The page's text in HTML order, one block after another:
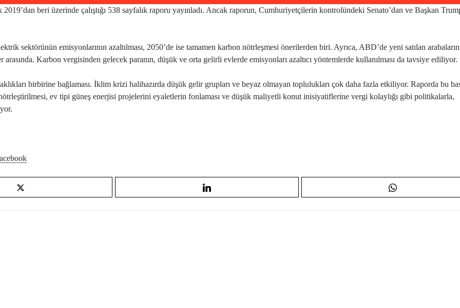
beri üzerinde çalıştığı 538 sayfalık raporu yayınladı. Ancak raporun, Cumhuriyetçilerin kontrolündeki Senato’dan ve Başkan
sektörünün emisyonlarının azaltılması, 2050’de ise tamamen karbon nötrleşmesi önerilerden biri. Ayrıca, ABD’de yeni satılan arabaların
Karbon vergisinden gelecek paranın, düşük ve orta gelirli evlerde emisyonları azaltıcı yöntemlerde kullanılması da tavsiye ediliyor.
birbirine bağlaması. İklim krizi halihazırda düşük gelir grupları ve beyaz olmayan toplulukları çok daha fazla etkiliyor. Raporda bu
ev tipi güneş enerjisi projelerini eyaletlerin fonlaması ve düşük maliyetli konut inisiyatiflerine vergi kolaylığı gibi politikalarla,